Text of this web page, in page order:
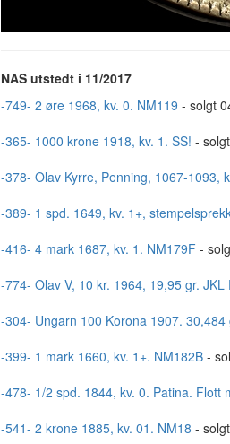
NAS utstedt i 11/2017
-749- 2 øre 1968, kv. 0. NM119 - solgt
-365- 1000 krone 1918, kv. 1. SS! -
-378- Olav Kyrre, Penning, 1067-1093,
-389- 1 spd. 1649, kv. 1+,
-416- 4 mark 1687, kv. 1. NM179F -
-774- Olav V, 10 kr. 1964, 19,95 gr. JKL
-304- Ungarn 100 Korona 1907. 30,484
-399- 1 mark 1660, kv. 1+. NM182B-
-478- 1/2 spd. 1844, kv. 0. Patina. Flott
-541- 2 krone 1885, kv. 01. NM18 -